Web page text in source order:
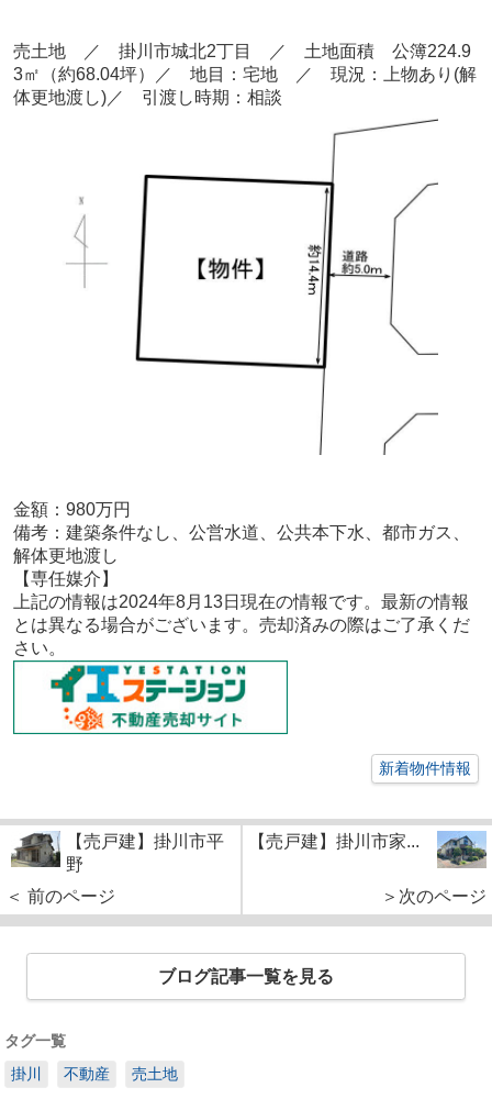
売土地 ／ 掛川市城北2丁目
／ 土地面積 公簿224.9
3㎡（約68.04坪） ／ 地目：宅地／ 現況：上物あり(解
体更地渡し)／ 引渡し時期：相談
金額：980万円
備考： 建築条件なし、公営水道、公共本下水、都市ガス、
解体更地渡し
【専任媒介 】
上記の情報は2024年8月13日現在の情報です。最新の情報
とは異なる場合がございます。売却済みの際はご了承くだ
さい。
新着物件情報
【売戸建】掛川市平
野
＜ 前のページ
【売戸建】掛川市家...
＞次のページ
ブログ記事一覧を見る
タグ一覧
掛川
不動産 売土地